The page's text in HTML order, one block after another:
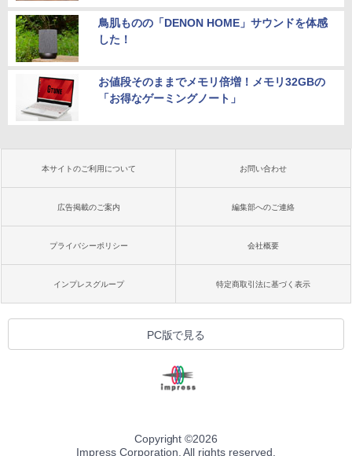
鳥肌ものの「DENON HOME」サウンドを体感
した！
お値段そのままでメモリ倍増！メモリ32GBの
「お得なゲーミングノート」
本サイトのご利用について お問い合わせ
広告掲載のご案内 編集部へのご連絡
プライバシーポリシー 会社概要
インプレスグループ 特定商取引法に基づく表示
PC版で見る
Copyright ©2026
Impress Corporation. All rights reserved.